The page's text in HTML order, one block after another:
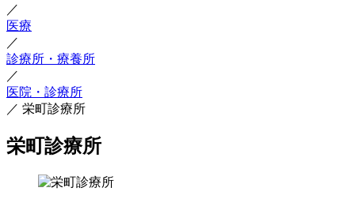
／
医療
／
診療所・療養所
／
医院・診療所
／ 栄町診療所
栄町診療所